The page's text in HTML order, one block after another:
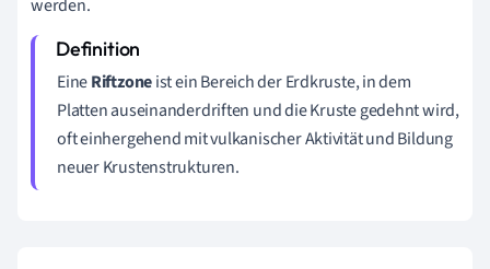
werden.
EineRiftzoneist ein Bereich der Erdkruste, in dem
Platten auseinanderdriften und die Kruste gedehnt wird,
oft einhergehend mit vulkanischer Aktivität und Bildung
neuer Krustenstrukturen.